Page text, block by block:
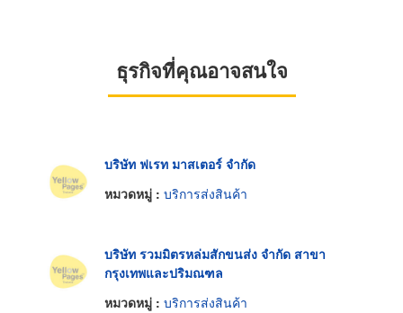
ธุรกิจที่คุณอาจสนใจ
บริษัท ฟเรท มาสเตอร์ จำกัด
หมวดหมู่ : บริการส่งสินค้า
บริษัท รวมมิตรหล่มสักขนส่ง จำกัด สาขา
กรุงเทพและปริมณฑล
หมวดหมู่ : บริการส่งสินค้า